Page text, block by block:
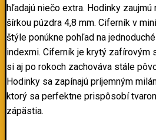
hľadajú niečo extra. Hodinky zaujmú
šírkou púzdra 4,8 mm. Ciferník v
štýle ponúkne pohľad na
indexmi. Ciferník je krytý zafírovým
si aj po rokoch zachováva stále
Hodinky sa zapínajú príjemným
ktorý sa perfektne prispôsobí
zápästia.